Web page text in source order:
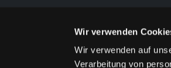
Wir verwenden
Wir verwenden auf
Verarbeitung von
Feedback
Kontakt